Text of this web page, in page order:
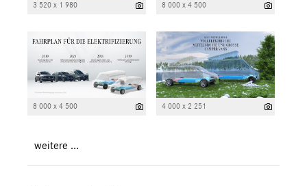
3 520 x 1 980 8 000 x 4 500
8 000 x 4 500 4 000 x 2 251
weitere ...